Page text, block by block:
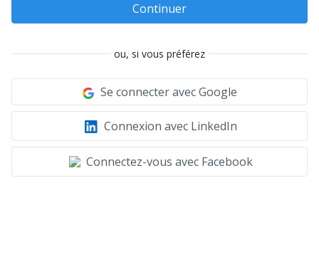
Continuer
ou, si vous préférez
Se connecter avec Google
Connexion avec LinkedIn
Connectez-vous avec Facebook